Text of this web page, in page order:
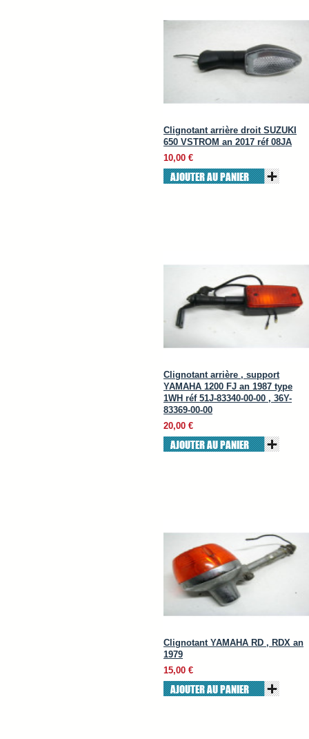
Clignotant arrière droit SUZUKI
650 VSTROM an 2017 réf 08JA
10,00 €
AJOUTER AU PANIER
Clignotant arrière , support
YAMAHA 1200 FJ an 1987 type
1WH réf 51J-83340-00-00 , 36Y-
83369-00-00
20,00 €
AJOUTER AU PANIER
Clignotant YAMAHA RD , RDX an
1979
15,00 €
AJOUTER AU PANIER